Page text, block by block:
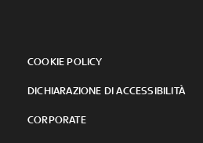
COOKIE POLICY
DICHIARAZIONE DI ACCESSIBILITÀ
CORPORATE